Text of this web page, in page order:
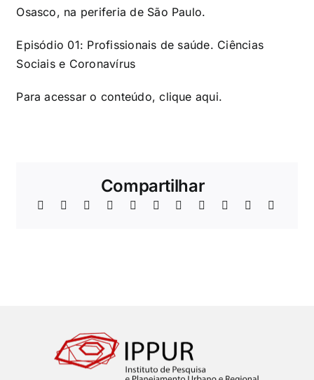
Osasco, na periferia de São Paulo.
Episódio 01: Profissionais de saúde. Ciências
Sociais e Coronavírus
Para acessar o conteúdo, clique aqui.
Compartilhar